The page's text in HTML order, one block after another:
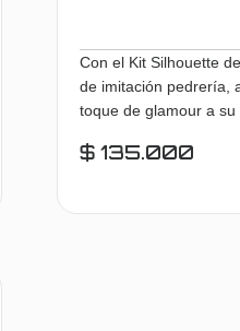
Con el Kit Silhouette
de imitación pedrería,
toque de glamour a su
$135.000